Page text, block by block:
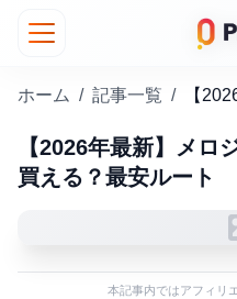
ホーム / 記事一覧 /
【2026年最新】メロ
買える？最安ルート
本記事内ではアフィリ